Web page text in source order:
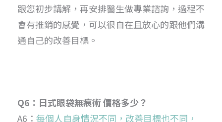
跟您初步講解，再安排醫生做專業諮詢，過程不
會有推銷的感覺，可以很自在且放心的跟他們溝
通自己的改善目標。
Q6：日式眼袋無痕術 價格多少？
A6： 每個人自身情況不同，改善目標也不同，